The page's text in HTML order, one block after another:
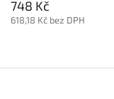
748 Kč
618,18 Kč bez DPH